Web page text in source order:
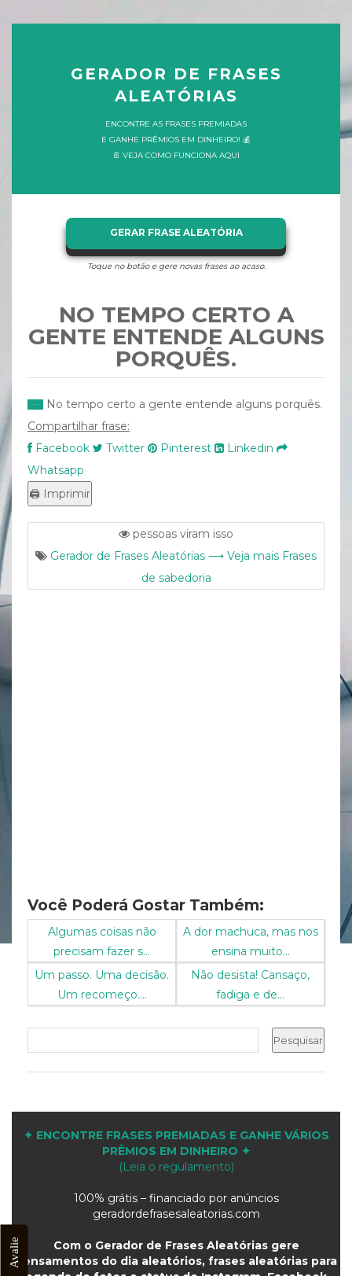
GERADOR DE FRASES
ALEATÓRIAS
ENCONTRE AS FRASES PREMIADAS
E GANHE PRÊMIOS EM DINHEIRO! 💰
📄 VEJA COMO FUNCIONA AQUI
GERAR FRASE ALEATÓRIA
Toque no botão e gere novas frases ao acaso.
NO TEMPO CERTO A
GENTE ENTENDE ALGUNS
PORQUÊS.
No tempo certo a gente entende alguns porquês.
Compartilhar frase:
Facebook
Twitter Pinterest
Linkedin
Whatsapp
pessoas viram isso
Gerador de Frases Aleatórias ⟶ Veja mais Frases
de sabedoria
Você Poderá Gostar Também:
Algumas coisas não
precisam fazer s...
A dor machuca, mas nos
ensina muito...
Um passo. Uma decisão.
Um recomeço....
Não desista! Cansaço,
fadiga e de...
✦ ENCONTRE FRASES PREMIADAS E GANHE VÁRIOS
PRÊMIOS EM DINHEIRO ✦
(Leia o regulamento)
100% grátis – financiado por anúncios
geradordefrasesaleatorias.com
Com o Gerador de Frases Aleatórias gere
pensamentos do dia aleatórios, frases aleatórias para
Avalie